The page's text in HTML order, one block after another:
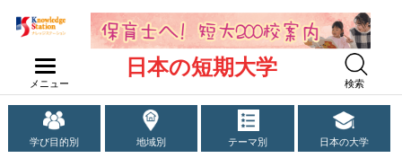
メニュー
日本の短期大学
検索
学び目的別 地域別 テーマ別 日本の大学